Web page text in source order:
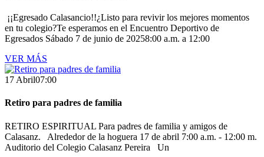
¡¡Egresado Calasancio!!¿Listo para revivir los mejores momentos
en tu colegio?Te esperamos en el Encuentro Deportivo de
Egresados Sábado 7 de junio de 20258:00 a.m. a 12:00
VER MÁS
17 Abril07:00
Retiro para padres de familia
RETIRO ESPIRITUAL Para padres de familia y amigos de
Calasanz. Alrededor de la hoguera 17 de abril 7:00 a.m. - 12:00 m.
Auditorio del Colegio Calasanz Pereira Un